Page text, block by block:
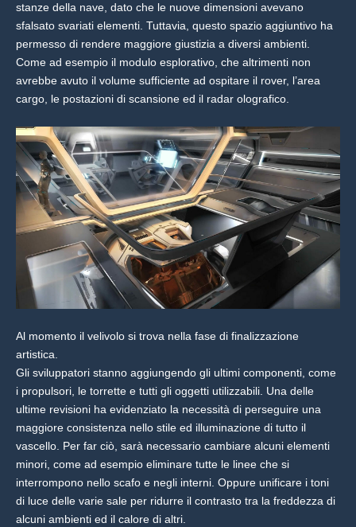
stanze della nave, dato che le nuove dimensioni avevano
sfalsato svariati elementi. Tuttavia, questo spazio aggiuntivo ha
permesso di rendere maggiore giustizia a diversi ambienti.
Come ad esempio il modulo esplorativo, che altrimenti non
avrebbe avuto il volume sufficiente ad ospitare il rover, l’area
cargo, le postazioni di scansione ed il radar olografico.
Al momento il velivolo si trova nella fase di finalizzazione
artistica.
Gli sviluppatori stanno aggiungendo gli ultimi componenti, come
i propulsori, le torrette e tutti gli oggetti utilizzabili. Una delle
ultime revisioni ha evidenziato la necessità di perseguire una
maggiore consistenza nello stile ed illuminazione di tutto il
vascello. Per far ciò, sarà necessario cambiare alcuni elementi
minori, come ad esempio eliminare tutte le linee che si
interrompono nello scafo e negli interni. Oppure unificare i toni
di luce delle varie sale per ridurre il contrasto tra la freddezza di
alcuni ambienti ed il calore di altri.